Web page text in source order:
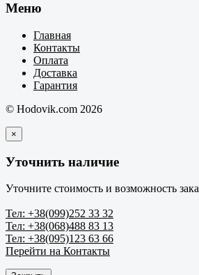
Меню
Главная
Контакты
Оплата
Доставка
Гарантия
© Hodovik.com 2026
×
Уточнить наличие
Уточните стоимость и возможность
Тел: +38(099)252 33 32
Тел: +38(068)488 83 13
Тел: +38(095)123 63 66
Перейти на Контакты